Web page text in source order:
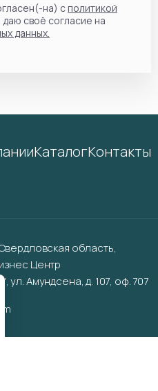
на) сполитикой
даю своё согласие на
данных.
КаталогКонтакты
область,
Центр
ул. Амундсена, д. 107, оф. 707